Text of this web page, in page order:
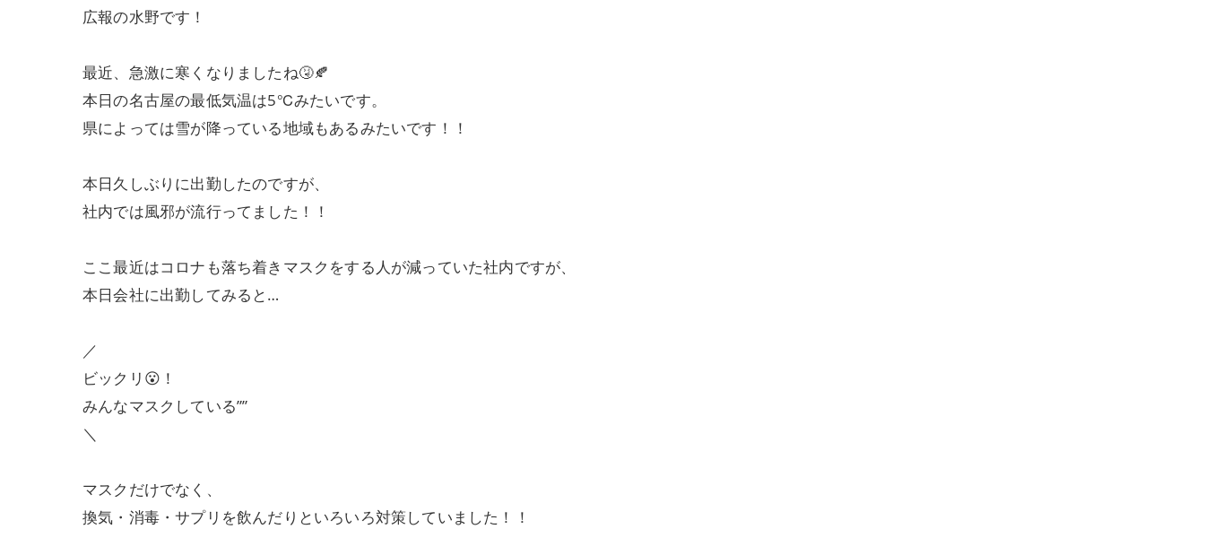
広報の水野です！
最近、急激に寒くなりましたね🤧🍂
本日の名古屋の最低気温は5℃みたいです。
県によっては雪が降っている地域もあるみたいです！！
本日久しぶりに出勤したのですが、
社内では風邪が流行ってました！！
ここ最近はコロナも落ち着きマスクをする人が減っていた社内ですが、
本日会社に出勤してみると…
／
ビックリ😮！
みんなマスクしている””
＼
マスクだけでなく、
換気・消毒・サプリを飲んだりといろいろ対策していました！！